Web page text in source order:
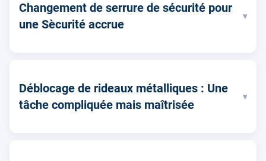
Changement de serrure de sécurité pour
une Sècurité accrue
▾
Déblocage de rideaux métalliques : Une
tâche compliquée mais maîtrisée
▾